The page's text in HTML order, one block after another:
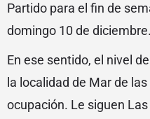
Partido para el fin de
domingo 10 de diciembre.
En ese sentido, el nivel
la localidad de Mar de
ocupación. Le siguen